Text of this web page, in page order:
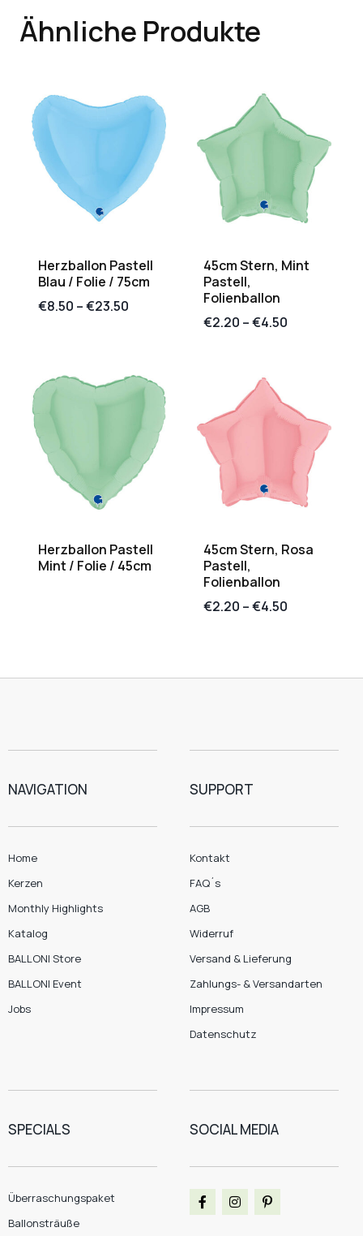
Ähnliche Produkte
Herzballon Pastell
Blau / Folie / 75cm
€8.50 –€23.50
45cm Stern, Mint
Pastell,
Folienballon
€2.20 –€4.50
Herzballon Pastell
Mint / Folie / 45cm
45cm Stern, Rosa
Pastell,
Folienballon
€2.20 –€4.50
NAVIGATION
Home
Kerzen
Monthly Highlights
Katalog
BALLONI Store
BALLONI Event
Jobs
SUPPORT
Kontakt
FAQ´s
AGB
Widerruf
Versand & Lieferung
Zahlungs- & Versandarten
Impressum
Datenschutz
SPECIALS
Überraschungspaket
Ballonsträuße
SOCIAL MEDIA